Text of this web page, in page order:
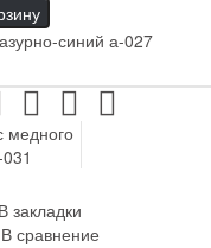
синий а-027
В закладки
В сравнение